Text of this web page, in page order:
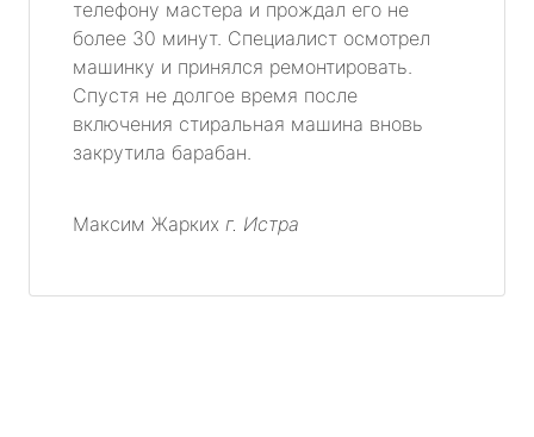
телефону мастера и прождал его не
более 30 минут. Специалист осмотрел
машинку и принялся ремонтировать.
Спустя не долгое время после
включения стиральная машина вновь
закрутила барабан.
Максим Жарких г. Истра